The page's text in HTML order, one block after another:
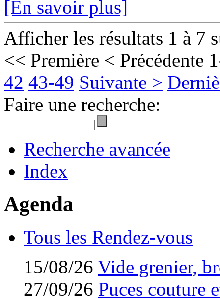
[En savoir plus]
Afficher les résultats 1 à 7
<< Première < Précédente
42 43-49 Suivante >
Faire une recherche:
Recherche avancée
Index
Agenda
Tous les Rendez-vous
15/08/26 Vide grenier,
27/09/26 Puces couture